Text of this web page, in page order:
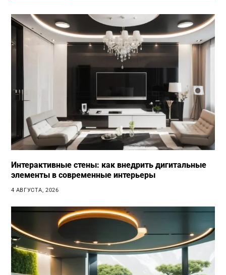
Интерактивные стены: как внедрить дигитальные
элементы в современные интерьеры
4 АВГУСТА, 2026